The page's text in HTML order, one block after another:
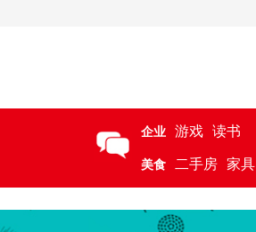
企业 游戏 读书
美食 二手房 家具